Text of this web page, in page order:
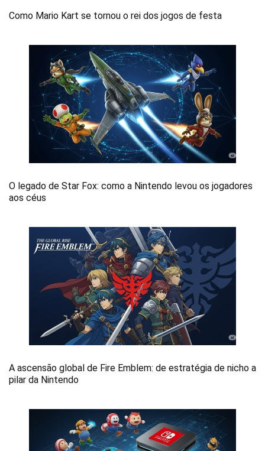
Como Mario Kart se tornou o rei dos jogos de festa
O legado de Star Fox: como a Nintendo levou os jogadores
aos céus
A ascensão global de Fire Emblem: de estratégia de nicho a
pilar da Nintendo